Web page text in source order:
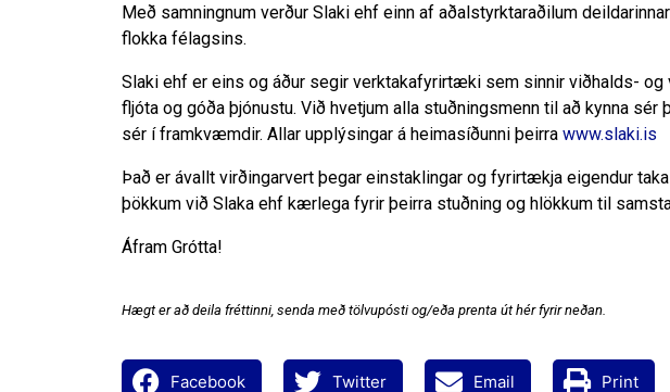
Með samningnum verður Slaki ehf einn af aðalstyrktaraðilum
flokka félagsins.
Slaki ehf er eins og áður segir verktakafyrirtæki sem sinnir viðhalds- og
fljóta og góða þjónustu. Við hvetjum alla stuðningsmenn til að kynna
sér í framkvæmdir. Allar upplýsingar á heimasíðunni þeirra www.slaki.is
Það er ávallt virðingarvert þegar einstaklingar og fyrirtækja eigendur
þökkum við Slaka ehf kærlega fyrir þeirra stuðning og hlökkum til
Áfram Grótta!
Hægt er að deila fréttinni, senda með tölvupósti og/eða prenta út hér fyrir neðan.
Facebook Twitter Email Print